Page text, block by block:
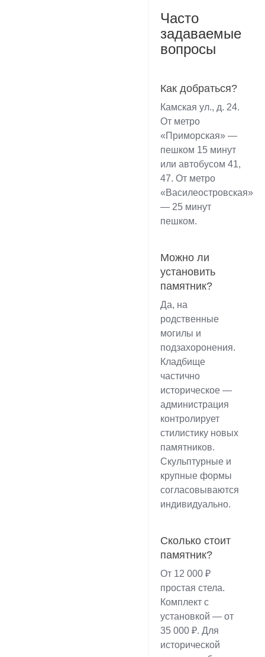
Часто
задаваемые
вопросы
Как добраться?
Камская ул., д. 24.
От метро
«Приморская» —
пешком 15 минут
или автобусом 41,
47. От метро
«Василеостровская»
— 25 минут
пешком.
Можно ли
установить
памятник?
Да, на
родственные
могилы и
подзахоронения.
Кладбище
частично
историческое —
администрация
контролирует
стилистику новых
памятников.
Скульптурные и
крупные формы
согласовываются
индивидуально.
Сколько стоит
памятник?
От 12 000 ₽
простая стела.
Комплект с
установкой — от
35 000 ₽. Для
исторической